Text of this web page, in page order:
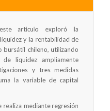
artículo exploró la
y la rentabilidad de
bursátil chileno, utilizando
liquidez ampliamente
y tres medidas
la variable de capital
realiza mediante regresión